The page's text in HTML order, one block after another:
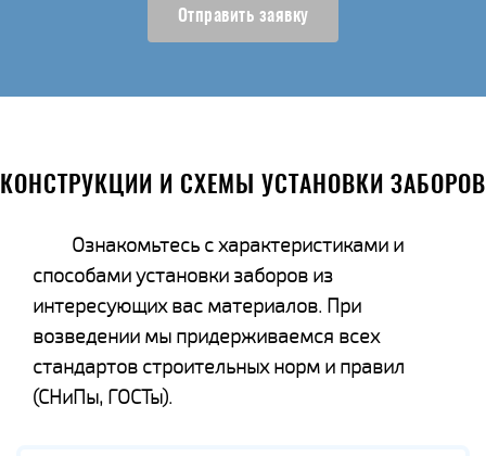
Отправить заявку
КОНСТРУКЦИИ И СХЕМЫ УСТАНОВКИ ЗАБОРОВ
Ознакомьтесь с характеристиками и
способами установки заборов из
интересующих вас материалов. При
возведении мы придерживаемся всех
стандартов строительных норм и правил
(СНиПы, ГОСТы).